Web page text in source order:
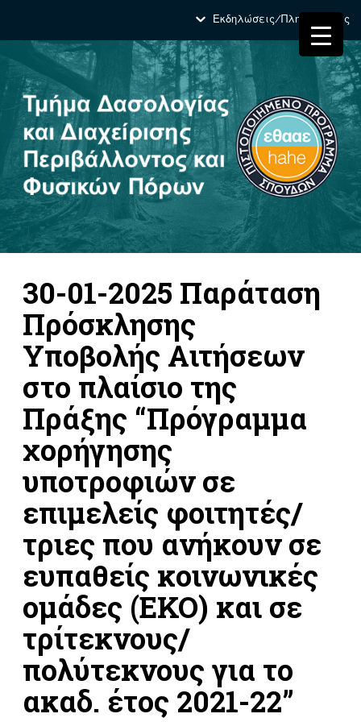
Εκδηλώσεις/Πληροφορίες
30-01-2025 Παράταση
Πρόσκλησης
Υποβολής Αιτήσεων
στο πλαίσιο της
Πράξης “Πρόγραμμα
χορήγησης
υποτροφιών σε
επιμελείς φοιτητές/
τριες που ανήκουν σε
ευπαθείς κοινωνικές
ομάδες (ΕΚΟ) και σε
τρίτεκνους/
πολύτεκνους για το
ακαδ. έτος 2021-22”